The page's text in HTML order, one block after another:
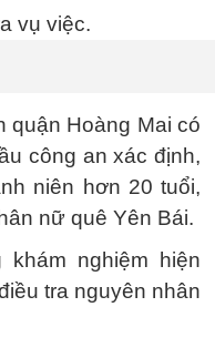
quận Hoàng Mai có
công an xác định,
niên hơn 20 tuổi,
nữ quê Yên Bái.
nghiệm hiện
tra nguyên nhân